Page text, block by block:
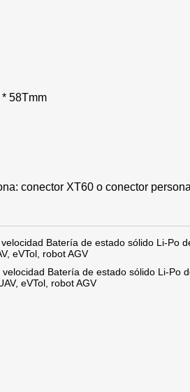
58Tmm
conector XT60 o conector
Batería de estado sólido Li-Po
eVTol, robot AGV
Batería de estado sólido Li-Po
eVTol, robot AGV